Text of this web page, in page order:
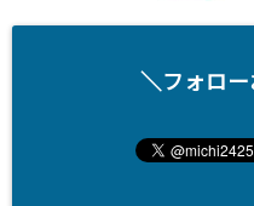
＼フォロ